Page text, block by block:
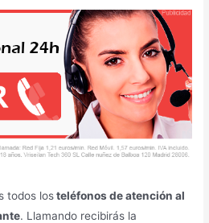
todos losteléfonos de atención al
. Llamando recibirás la